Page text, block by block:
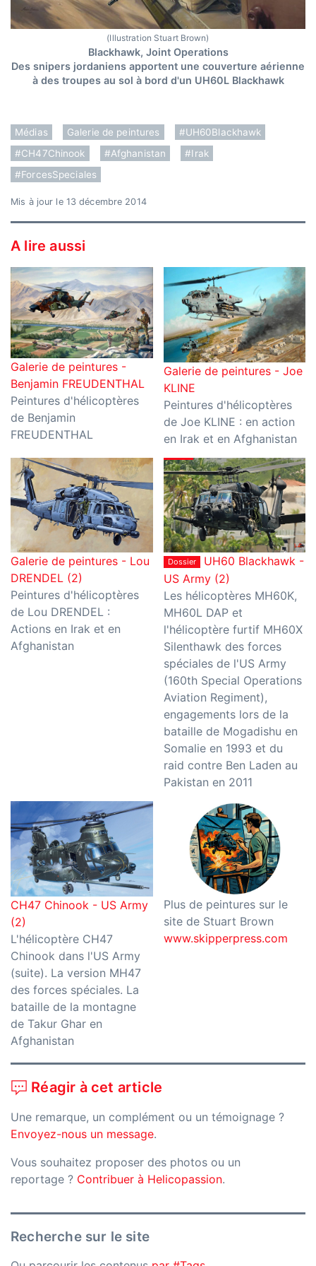
(Illustration Stuart Brown)
Blackhawk, Joint Operations
Des snipers jordaniens apportent une couverture aérienne
à des troupes au sol à bord d'un UH60L Blackhawk
Médias Galerie de peintures
#UH60Blackhawk
#CH47Chinook
#Afghanistan
#Irak
#ForcesSpeciales
Mis à jour le 13 décembre 2014
A lire aussi
Galerie de peintures -
Benjamin FREUDENTHAL
Peintures d'hélicoptères
de Benjamin
FREUDENTHAL
Galerie de peintures - Joe
KLINE
Peintures d'hélicoptères
de Joe KLINE : en action
en Irak et en Afghanistan
Galerie de peintures - Lou
DRENDEL (2)
Peintures d'hélicoptères
de Lou DRENDEL :
Actions en Irak et en
Afghanistan
Dossier
UH60 Blackhawk -
US Army (2)
Les hélicoptères MH60K,
MH60L DAP et
l'hélicoptère furtif MH60X
Silenthawk des forces
spéciales de l'US Army
(160th Special Operations
Aviation Regiment),
engagements lors de la
bataille de Mogadishu en
Somalie en 1993 et du
raid contre Ben Laden au
Pakistan en 2011
CH47 Chinook - US Army
(2)
L'hélicoptère CH47
Chinook dans l'US Army
(suite). La version MH47
des forces spéciales. La
bataille de la montagne
de Takur Ghar en
Afghanistan
Plus de peintures sur le
site de Stuart Brown
www.skipperpress.com
Réagir à cet article
Une remarque, un complément ou un témoignage ?
Envoyez-nous un message.
Vous souhaitez proposer des photos ou un
reportage ? Contribuer à Helicopassion.
Recherche sur le site